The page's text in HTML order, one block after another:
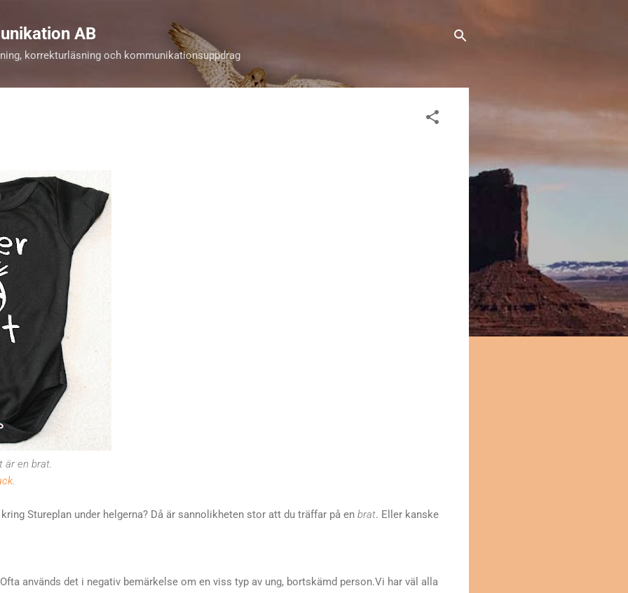
AB
korrekturläsning och kommunikationsuppdrag
är en brat.
Stureplan under helgerna? Då är sannolikheten stor att du träffar på en brat. Eller kanske
används det i negativ bemärkelse om en viss typ av ung, bortskämd person.Vi har väl alla